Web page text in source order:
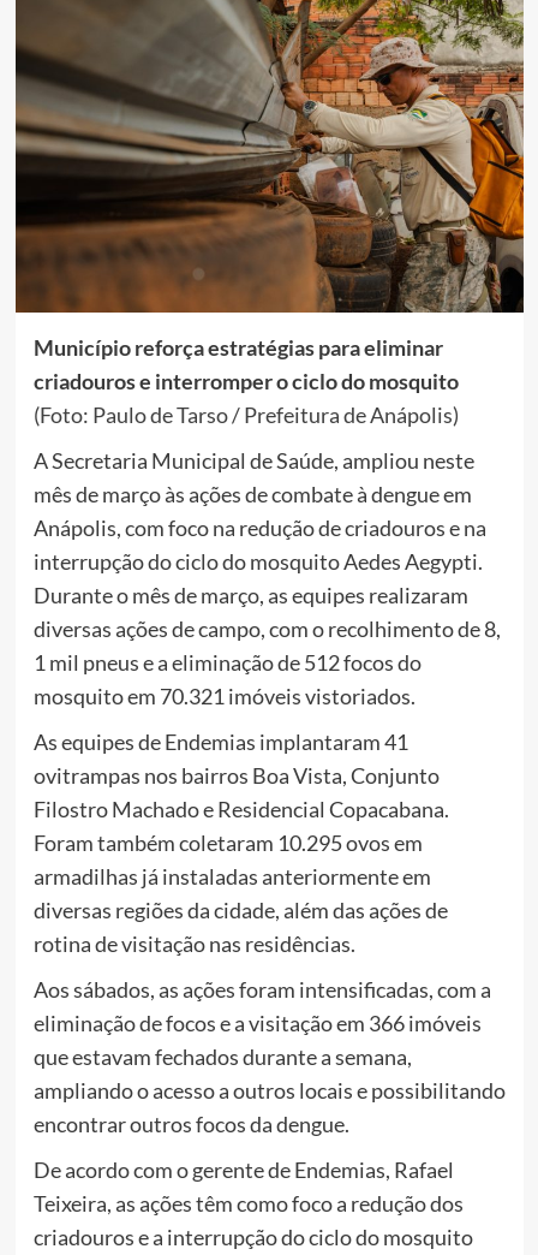
Município reforça estratégias para eliminar
criadouros e interromper o ciclo do mosquito
(Foto: Paulo de Tarso / Prefeitura de Anápolis)
A Secretaria Municipal de Saúde, ampliou neste
mês de março às ações de combate à dengue em
Anápolis, com foco na redução de criadouros e na
interrupção do ciclo do mosquito Aedes Aegypti.
Durante o mês de março, as equipes realizaram
diversas ações de campo, com o recolhimento de 8,
1 mil pneus e a eliminação de 512 focos do
mosquito em 70.321 imóveis vistoriados.
As equipes de Endemias implantaram 41
ovitrampas nos bairros Boa Vista, Conjunto
Filostro Machado e Residencial Copacabana.
Foram também coletaram 10.295 ovos em
armadilhas já instaladas anteriormente em
diversas regiões da cidade, além das ações de
rotina de visitação nas residências.
Aos sábados, as ações foram intensificadas, com a
eliminação de focos e a visitação em 366 imóveis
que estavam fechados durante a semana,
ampliando o acesso a outros locais e possibilitando
encontrar outros focos da dengue.
De acordo com o gerente de Endemias, Rafael
Teixeira, as ações têm como foco a redução dos
criadouros e a interrupção do ciclo do mosquito